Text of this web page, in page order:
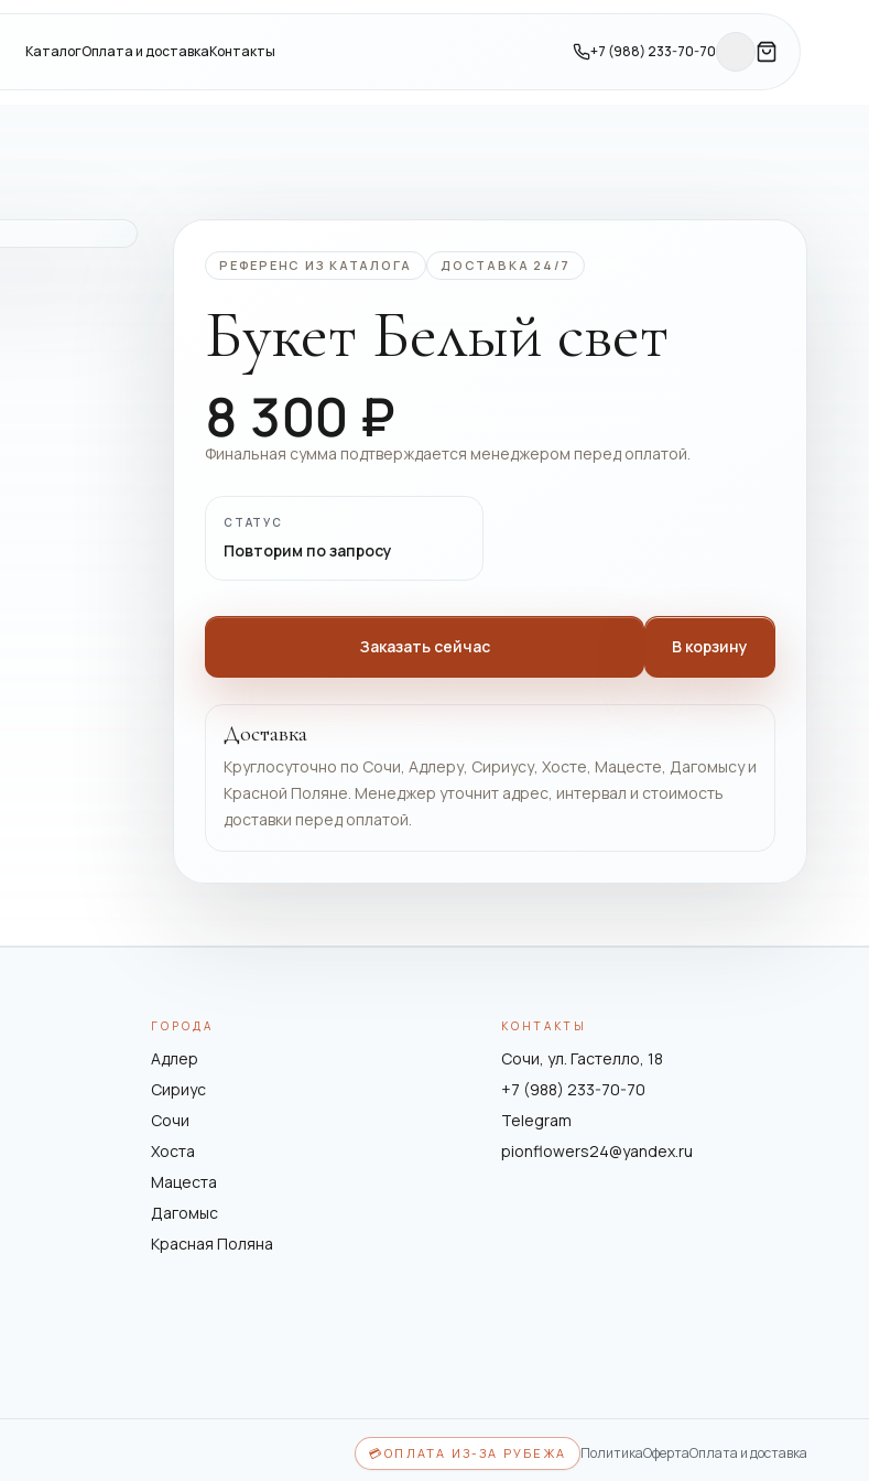
КаталогОплата и доставкаКонтакты +7 (988) 233-70-70
РЕФЕРЕНС ИЗ КАТАЛОГА ДОСТАВКА 24/7
Букет Белый свет
8 300 ₽
Финальная сумма подтверждается менеджером перед оплатой.
СТАТУС
Повторим по запросу
Заказать сейчас В корзину
Доставка
Круглосуточно по Сочи, Адлеру, Сириусу, Хосте, Мацесте, Дагомысу и
Красной Поляне. Менеджер уточнит адрес, интервал и стоимость
доставки перед оплатой.
ГОРОДА
Адлер
Сириус
Сочи
Хоста
Мацеста
Дагомыс
Красная Поляна
КОНТАКТЫ
Сочи, ул. Гастелло, 18
+7 (988) 233-70-70
Telegram
pionflowers24@yandex.ru
💳ОПЛАТА ИЗ-ЗА РУБЕЖА ПолитикаОфертаОплата и доставка